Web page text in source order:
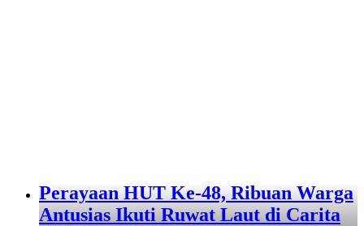
Perayaan HUT Ke-48, Ribuan Warga
Antusias Ikuti Ruwat Laut di Carita